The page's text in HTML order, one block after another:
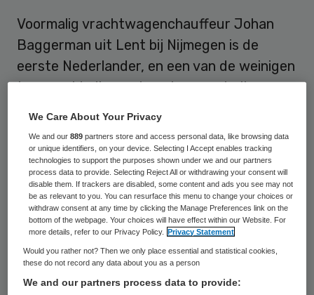
Voormalig vrachtwagenchauffeur Johan
Baggerman uit Lent bij Nijmegen is de
eerste Nederlander, en een van de weinigen
ter wereld, die een kunstarm met zijn
zijn voor Nederland unieke prothese van
chirurg Jan Paul Frölke en revalidatiearts
Henk van de Meent van het academische
Radboudumc in Nijmegen. De artsen hebben
bijna zeven jaar aan de kunstarm gewerkt,
maakte het ziekenhuis dinsdag bekend.
“Het voelt nog vreemd, helemaal niet als
‘mijn’ arm”, zei Baggerman dinsdag. “Ik moet
We Care About Your Privacy
We and our889 partners store and access personal data, like browsing data
or unique identifiers, on your device. Selecting I Accept enables tracking
technologies to support the purposes shown under we and our partners
process data to provide. Selecting Reject All or withdrawing your consent will
disable them. If trackers are disabled, some content and ads you see may not
be as relevant to you. You can resurface this menu to change your choices or
withdraw consent at any time by clicking the Manage Preferences link on the
bottom of the webpage. Your choices will have effect within our Website. For
more details, refer to our Privacy Policy.
Privacy Statement
Would you rather not? Then we only place essential and statistical cookies,
these do not record any data about you as a person
We and our partners process data to provide: